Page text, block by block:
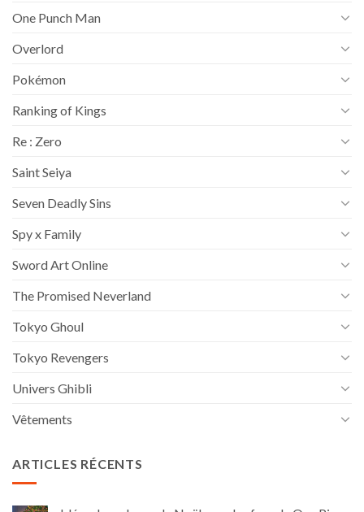
One Punch Man
Overlord
Pokémon
Ranking of Kings
Re : Zero
Saint Seiya
Seven Deadly Sins
Spy x Family
Sword Art Online
The Promised Neverland
Tokyo Ghoul
Tokyo Revengers
Univers Ghibli
Vêtements
ARTICLES RÉCENTS